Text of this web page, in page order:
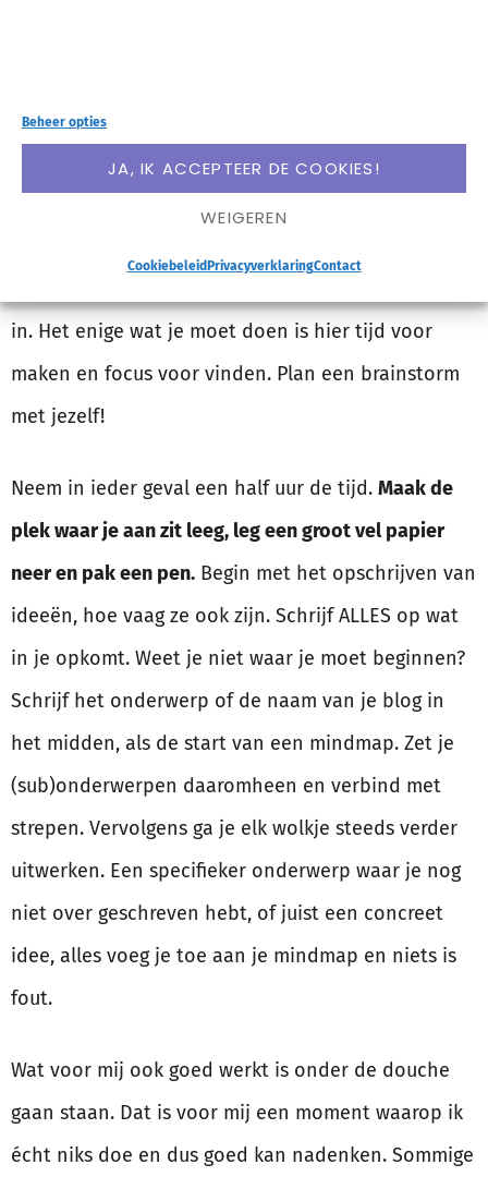
Beheer opties
JA, IK ACCEPTEER DE COOKIES!
WEIGEREN
Cookiebeleid PrivacyverklaringContact
DOE EEN BRAINSTORM
in. Het enige wat je moet doen is hier tijd voor
maken en focus voor vinden. Plan een brainstorm
met jezelf!
Neem in ieder geval een half uur de tijd. Maak de
plek waar je aan zit leeg, leg een groot vel papier
neer en pak een pen. Begin met het opschrijven van
ideeën, hoe vaag ze ook zijn. Schrijf ALLES op wat
in je opkomt. Weet je niet waar je moet beginnen?
Schrijf het onderwerp of de naam van je blog in
het midden, als de start van een mindmap. Zet je
(sub)onderwerpen daaromheen en verbind met
strepen. Vervolgens ga je elk wolkje steeds verder
uitwerken. Een specifieker onderwerp waar je nog
niet over geschreven hebt, of juist een concreet
idee, alles voeg je toe aan je mindmap en niets is
fout.
Wat voor mij ook goed werkt is onder de douche
gaan staan. Dat is voor mij een moment waarop ik
écht niks doe en dus goed kan nadenken. Sommige